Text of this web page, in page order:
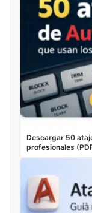
Descargar 50
profesionales